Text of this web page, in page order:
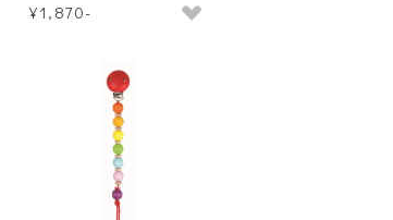
¥1,870-